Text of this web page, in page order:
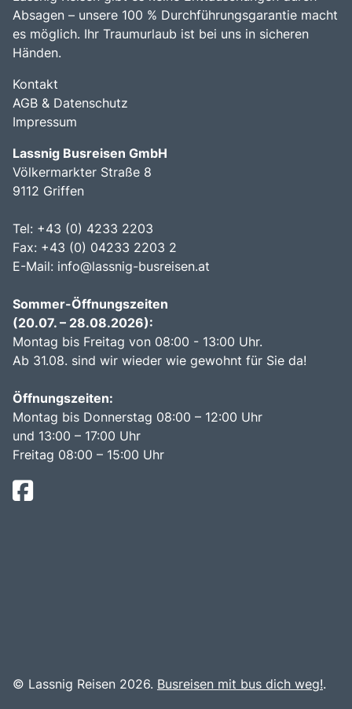
Absagen – unsere 100 % Durchführungsgarantie macht
es möglich. Ihr Traumurlaub ist bei uns in sicheren
Händen.
Kontakt
AGB & Datenschutz
Impressum
Lassnig Busreisen GmbH
Völkermarkter Straße 8
9112 Griffen
Tel: +43 (0) 4233 2203
Fax: +43 (0) 04233 2203 2
E-Mail: info@lassnig-busreisen.at
Sommer-Öffnungszeiten
(20.07. – 28.08.2026):
Montag bis Freitag von 08:00 - 13:00 Uhr.
Ab 31.08. sind wir wieder wie gewohnt für Sie da!
Öffnungszeiten:
Montag bis Donnerstag 08:00 – 12:00 Uhr
und 13:00 – 17:00 Uhr
Freitag 08:00 – 15:00 Uhr
© Lassnig Reisen 2026. Busreisen mit bus dich weg!.